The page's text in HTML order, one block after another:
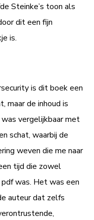
Steinke’s toon als
dit een fijn
is.
is dit boek een
maar de inhoud is
vergelijkbaar met
schat, waarbij de
weven die me naar
tijd die zowel
was. Het was een
auteur dat zelfs